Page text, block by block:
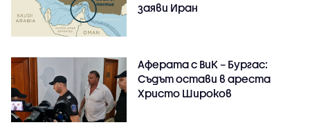
заяви Иран
Аферата с ВиК – Бургас:
Съдът остави в ареста
Христо Широков